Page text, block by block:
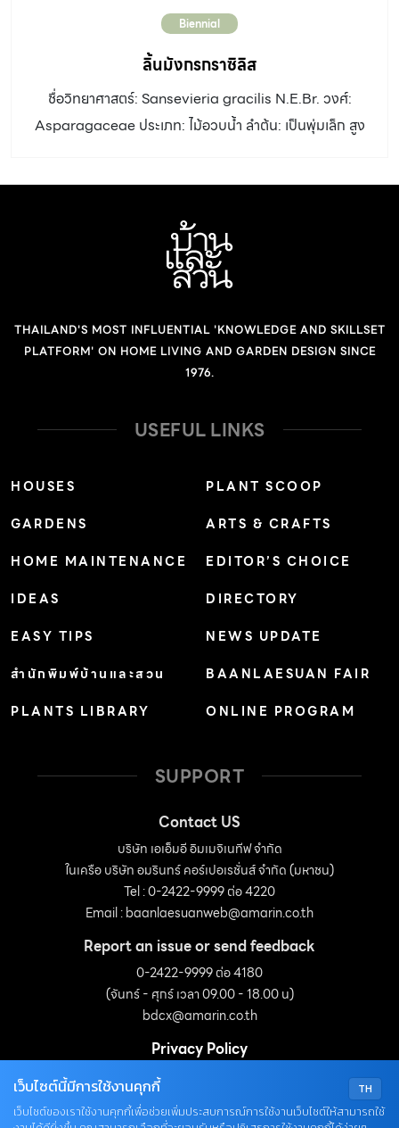
Biennial
ลิ้นมังกรกราซิลิส
ชื่อวิทยาศาสตร์: Sansevieria gracilis N.E.Br. วงศ์:
Asparagaceae ประเภท: ไม้อวบน้ำ ลำต้น: เป็นพุ่มเล็ก สูง
ใบหนาอวบโค้งงอลง ขอบใบงุ้มขึ้นจนเป็นร่องเล็ก ๆ ดอก: ช่อ
ดอกเป็นช่อกระจะแน่น ยาว 25 – 30 เซนติเมตร ดอกย่อย
ออกเป็นคู่ สีขาว ดิน: ดินร่วนหรือดินปนทราย ระบายน้ำดี น้ำ:
ไหลหรือปักชำใบ การใช้งานและอื่นๆ: […]
THAILAND'S MOST INFLUENTIAL 'KNOWLEDGE AND SKILLSET
PLATFORM' ON HOME LIVING AND GARDEN DESIGN SINCE
1976.
USEFUL LINKS
HOUSES
GARDENS
HOME MAINTENANCE
IDEAS
EASY TIPS
สำนักพิมพ์บ้านและสวน
PLANTS LIBRARY
PLANT SCOOP
ARTS & CRAFTS
EDITOR’S CHOICE
DIRECTORY
NEWS UPDATE
BAANLAESUAN FAIR
ONLINE PROGRAM
SUPPORT
Contact US
บริษัท เอเอ็มอี อิมเมจิเนทีฟ จำกัด
ในเครือ บริษัท อมรินทร์ คอร์เปอเรชั่นส์ จำกัด (มหาชน)
Tel : 0-2422-9999 ต่อ 4220
Email :baanlaesuanweb@amarin.co.th
Report an issue or send feedback
0-2422-9999 ต่อ 4180
(จันทร์ - ศุกร์ เวลา 09.00 - 18.00 น)
bdcx@amarin.co.th
Privacy Policy
OUR SOCIALS
TH
เว็บไซต์นี้มีการใช้งานคุกกี้
เว็บไซต์ของเราใช้งานคุกกี้เพื่อช่วยเพิ่มประสบการณ์การใช้งานเว็บไซต์ให้สามารถใช้